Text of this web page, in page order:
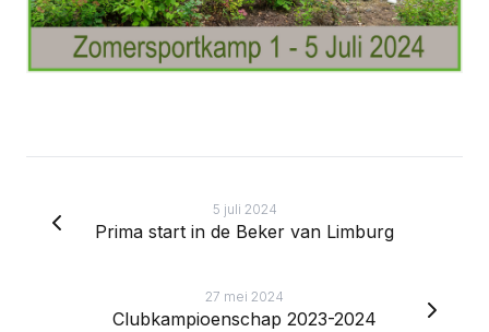
5 juli 2024
Prima start in de Beker van Limburg
27 mei 2024
Clubkampioenschap 2023-2024